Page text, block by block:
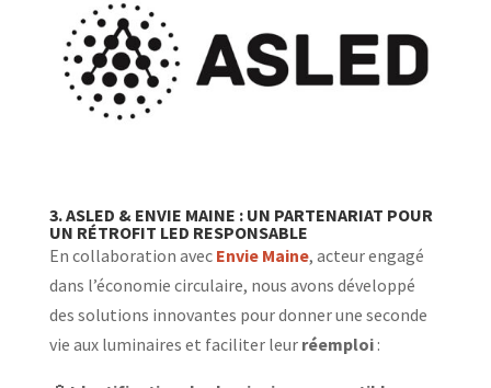
3. ASLED & ENVIE MAINE : UN PARTENARIAT POUR
UN RÉTROFIT LED RESPONSABLE
En collaboration avec Envie Maine, acteur engagé
dans l’économie circulaire, nous avons développé
des solutions innovantes pour donner une seconde
vie aux luminaires et faciliter leur réemploi: